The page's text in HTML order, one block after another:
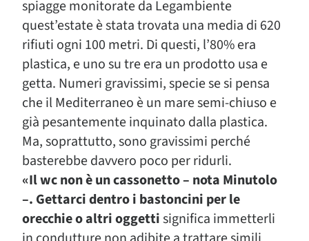
spiagge monitorate da Legambiente
quest’estate è stata trovata una media di 620
rifiuti ogni 100 metri. Di questi, l’80% era
plastica, e uno su tre era un prodotto usa e
getta. Numeri gravissimi, specie se si pensa
che il Mediterraneo è un mare semi-chiuso e
già pesantemente inquinato dalla plastica.
Ma, soprattutto, sono gravissimi perché
basterebbe davvero poco per ridurli.
«Il wc non è un cassonetto – nota Minutolo
–. Gettarci dentro i bastoncini per le
orecchie o altri oggettisignifica immetterli